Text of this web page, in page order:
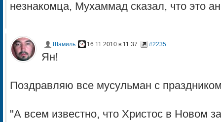
незнакомца, Мухаммад сказал, что это
Шамиль 16.11.2010 в 11:37 #2235
Ян!
Поздравляю все мусульман с
"А всем известно, что Христос в Новом